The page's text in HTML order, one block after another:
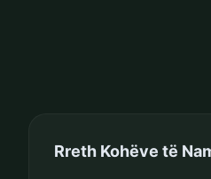
Rreth Kohëve të